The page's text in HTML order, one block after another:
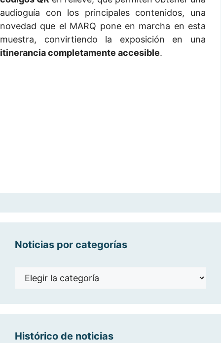
audioguía con los principales contenidos, una
novedad que el MARQ pone en marcha en esta
muestra, convirtiendo la exposición en una
itinerancia completamente accesible.
Noticias por categorías
Noticias
Histórico de noticias